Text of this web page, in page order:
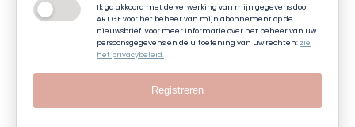
Ik ga akkoord met de verwerking van mijn gegevens door
ART GE voor het beheer van mijn abonnement op de
nieuwsbrief. Voor meer informatie over het beheer van uw
persoonsgegevens en de uitoefening van uw rechten: zie
het privacybeleid.
Registreren